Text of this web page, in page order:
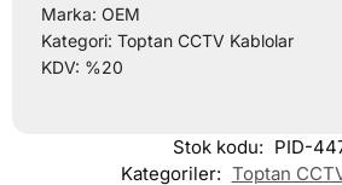
Marka: OEM
Kategori: Toptan CCTV Kablolar
KDV: %20
Stok kodu: PID-
Kategoriler: Toptan